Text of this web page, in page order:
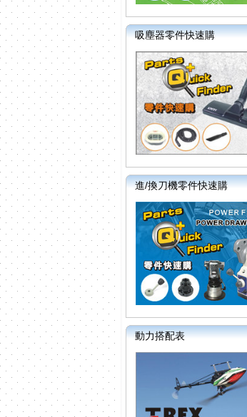
吸塵器零件快速購
進/換刀機零件快速購
動力搭配表